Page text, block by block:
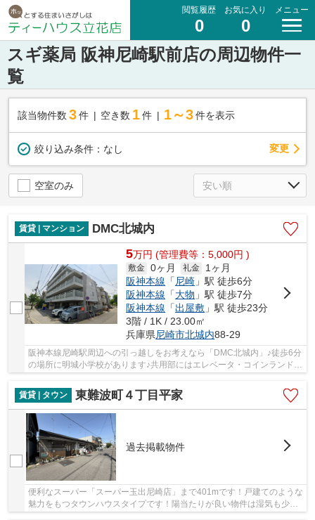
閲覧履歴
0
お気に入り
0
メニュー
スギ薬局 阪神尼崎駅前店の周辺物件一
覧
該当物件数 3件 空き数 1 件 1～3 件を表示
絞り込み条件： なし 変更
空室のみ
賃貸 | マンション DMC北城内
5万円 (管理費等：5,000円 )
敷金 0ヶ月 礼金
1ヶ月
阪神本線 「尼崎 」駅 徒歩6分
阪神本線 「大物 」駅 徒歩7分
阪神本線 「出屋敷 」駅 徒歩23分
3階 / 1K / 23.00㎡
兵庫県尼崎市北城内88-29
阪神本線尼崎駅周辺への引っ越しをお考えなら「DMC北城内」♪徒歩6分
の場所に明城小学校があります♪共用部にはエレベータ・コインランドリ
賃貸 | タウン
東難波町４丁目平家
過去掲載物件
便利なスーパー「スーパー玉出尼崎店」まで401mです！戸建てのような
魅力をもつタウンハウスタイプです！陽当たりが良い物件は湿気も少な